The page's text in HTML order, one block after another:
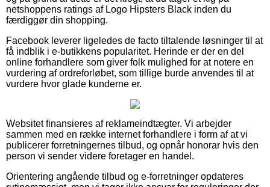
netshoppens ratings af Logo Hipsters Black inden du
færdiggør din shopping.
Facebook leverer ligeledes de facto tiltalende løsninger til at
få indblik i e-butikkens popularitet. Herinde er der en del
online forhandlere som giver folk mulighed for at notere en
vurdering af ordreforløbet, som tillige burde anvendes til at
vurdere hvor glade kunderne er.
Websitet finansieres af reklameindtægter. Vi arbejder
sammen med en række internet forhandlere i form af at vi
publicerer forretningernes tilbud, og opnår honorar hvis den
person vi sender videre foretager en handel.
Orientering angående tilbud og e-forretninger opdateres